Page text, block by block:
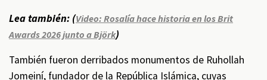
Lea también: (Video: Rosalía hace historia en los Brit
Awards 2026 junto a Björk)
También fueron derribados monumentos de Ruhollah
Jomeiní, fundador de la República Islámica, cuyas